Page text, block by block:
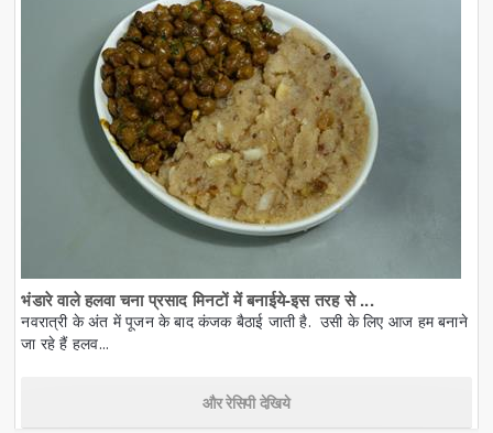
भंडारे वाले हलवा चना प्रसाद मिनटों में बनाईये-इस तरह से ...
नवरात्री के अंत में पूजन के बाद कंजक बैठाई जाती है. उसी के लिए आज हम बनाने
जा रहे हैं हलव...
और रेसिपी देखिये